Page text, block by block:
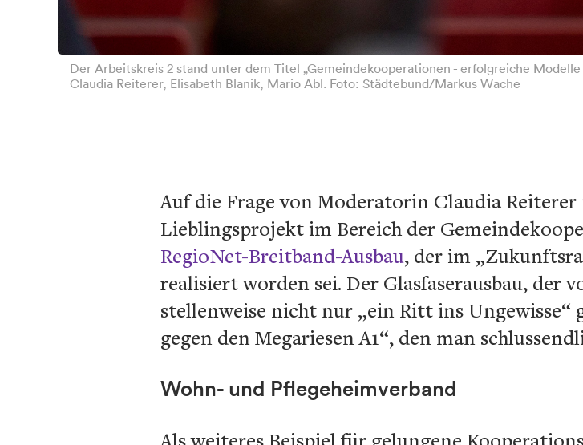
Der Arbeitskreis 2 stand unter dem Titel „Gemeindekooperationen - erfolgreiche
Claudia Reiterer, Elisabeth Blanik, Mario Abl. Foto: Städtebund/Markus Wache
Auf die Frage von Moderatorin Claudia
Lieblingsprojekt im Bereich der
RegioNet-Breitband-Ausbau, der im
realisiert worden sei. Der Glasfaserausbau, der
stellenweise nicht nur „ein Ritt ins Ungewisse“
gegen den Megariesen A1“, den man
Wohn- und Pflegeheimverband
Als weiteres Beispiel für gelungene